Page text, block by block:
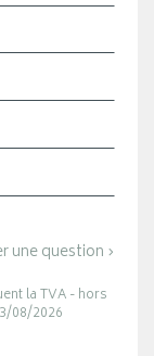
une question ›
la TVA - hors
08/2026